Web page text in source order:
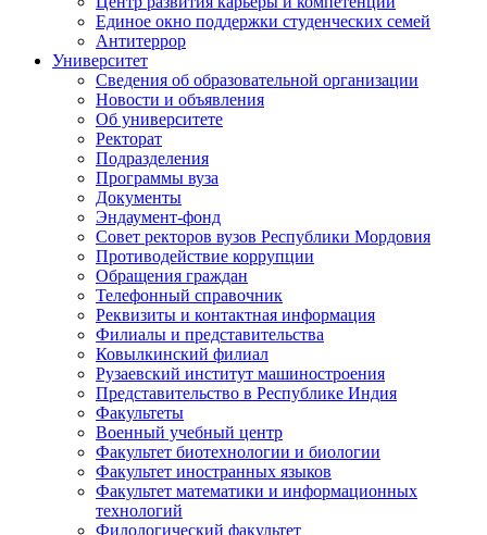
Единое окно поддержки студенческих семей
Антитеррор
Университет
Сведения об образовательной организации
Новости и объявления
Об университете
Ректорат
Подразделения
Программы вуза
Документы
Эндаумент-фонд
Совет ректоров вузов Республики Мордовия
Противодействие коррупции
Обращения граждан
Телефонный справочник
Реквизиты и контактная информация
Филиалы и представительства
Ковылкинский филиал
Рузаевский институт машиностроения
Представительство в Республике Индия
Факультеты
Военный учебный центр
Факультет биотехнологии и биологии
Факультет иностранных языков
Факультет математики и информационных
технологий
Филологический факультет